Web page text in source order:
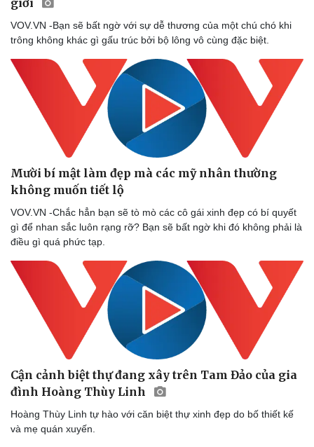
giới
VOV.VN -Bạn sẽ bất ngờ với sự dễ thương của một chú chó khi
trông không khác gì gấu trúc bởi bộ lông vô cùng đặc biệt.
Mười bí mật làm đẹp mà các mỹ nhân thường
không muốn tiết lộ
VOV.VN -Chắc hẳn bạn sẽ tò mò các cô gái xinh đẹp có bí quyết
gì để nhan sắc luôn rạng rỡ? Bạn sẽ bất ngờ khi đó không phải là
điều gì quá phức tạp.
Cận cảnh biệt thự đang xây trên Tam Đảo của gia
đình Hoàng Thùy Linh
Hoàng Thùy Linh tự hào với căn biệt thự xinh đẹp do bố thiết kế
và mẹ quán xuyến.